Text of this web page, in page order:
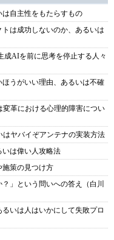
自主性をもたらすもの
は成功しないのか、あるいは
成AIを前に思考を停止する人々
うがいい理由、あるいは不確
変革における心理的障害につい
ヤバイぞアンテナの実装方法
いは偉い人攻略法
施策の見つけ方
」という問いへの答え（白川
いは人はいかにして失敗プロ